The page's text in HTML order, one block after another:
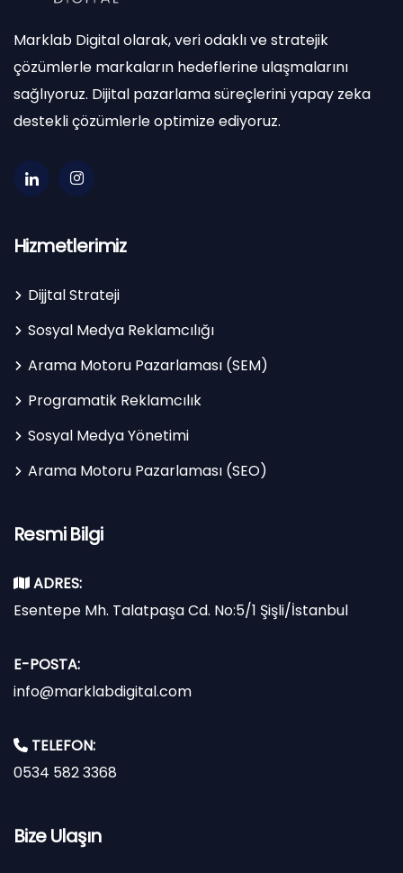
Marklab Digital olarak, veri odaklı ve stratejik
çözümlerle markaların hedeflerine ulaşmalarını
sağlıyoruz. Dijital pazarlama süreçlerini yapay zeka
destekli çözümlerle optimize ediyoruz.
Hizmetlerimiz
Dijjtal Strateji
Sosyal Medya Reklamcılığı
Arama Motoru Pazarlaması (SEM)
Programatik Reklamcılık
Sosyal Medya Yönetimi
Arama Motoru Pazarlaması (SEO)
Resmi Bilgi
ADRES:
Esentepe Mh. Talatpaşa Cd. No:5/1 Şişli/İstanbul
E-POSTA:
info@marklabdigital.com
TELEFON:
0534 582 3368
Bize Ulaşın